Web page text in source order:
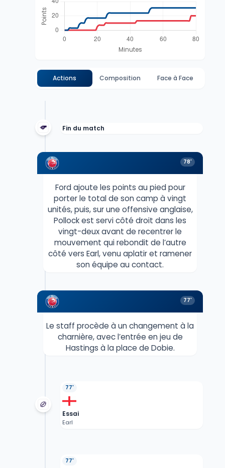
Actions Composition Face à Face
Fin du match
78'
Ford ajoute les points au pied pour
porter le total de son camp à vingt
unités, puis, sur une offensive anglaise,
Pollock est servi côté droit dans les
vingt-deux avant de recentrer le
mouvement qui rebondit de l’autre
côté vers Earl, venu aplatir et ramener
son équipe au contact.
77'
Le staff procède à un changement à la
charnière, avec l’entrée en jeu de
Hastings à la place de Dobie.
77'
Essai
Earl
77'